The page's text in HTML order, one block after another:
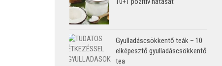
Gyulladáscsökkentő teák – 10
elképesztő gyulladáscsökkentő
tea